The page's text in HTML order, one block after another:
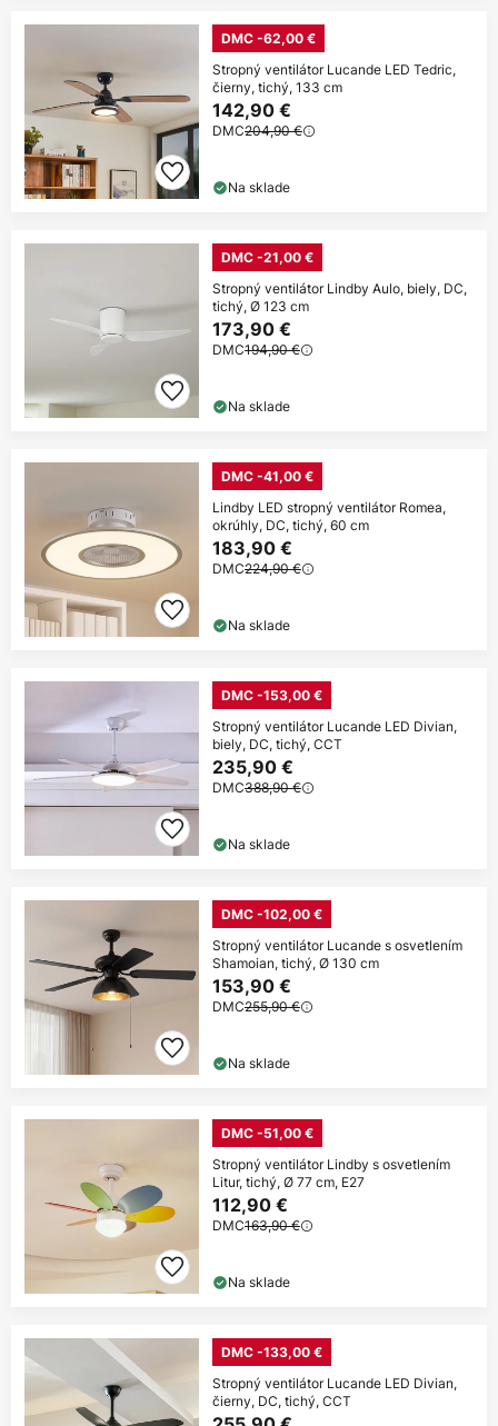
DMC -62,00 €
Stropný ventilátor Lucande LED Tedric,
čierny, tichý, 133 cm
142,90 €
DMC204,90 €
Na sklade
DMC -21,00 €
Stropný ventilátor Lindby Aulo, biely, DC,
tichý, Ø 123 cm
173,90 €
DMC194,90 €
Na sklade
DMC -41,00 €
Lindby LED stropný ventilátor Romea,
okrúhly, DC, tichý, 60 cm
183,90 €
DMC224,90 €
Na sklade
DMC -153,00 €
Stropný ventilátor Lucande LED Divian,
biely, DC, tichý, CCT
235,90 €
DMC388,90 €
Na sklade
DMC -102,00 €
Stropný ventilátor Lucande s osvetlením
Shamoian, tichý, Ø 130 cm
153,90 €
DMC255,90 €
Na sklade
DMC -51,00 €
Stropný ventilátor Lindby s osvetlením
Litur, tichý, Ø 77 cm, E27
112,90 €
DMC163,90 €
Na sklade
DMC -133,00 €
Stropný ventilátor Lucande LED Divian,
čierny, DC, tichý, CCT